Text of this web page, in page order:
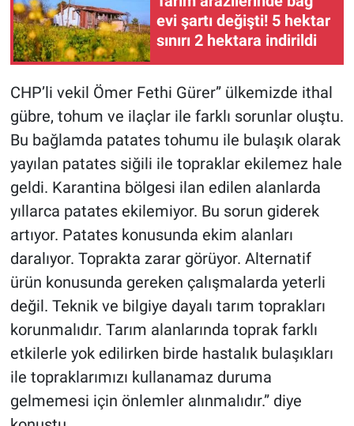
evi şartı değişti! 5 hektar
sınırı 2 hektara indirildi
CHP’li vekil Ömer Fethi Gürer” ülkemizde ithal
gübre, tohum ve ilaçlar ile farklı sorunlar oluştu.
Bu bağlamda patates tohumu ile bulaşık olarak
yayılan patates siğili ile topraklar ekilemez hale
geldi. Karantina bölgesi ilan edilen alanlarda
yıllarca patates ekilemiyor. Bu sorun giderek
artıyor. Patates konusunda ekim alanları
daralıyor. Toprakta zarar görüyor. Alternatif
ürün konusunda gereken çalışmalarda yeterli
değil. Teknik ve bilgiye dayalı tarım toprakları
korunmalıdır. Tarım alanlarında toprak farklı
etkilerle yok edilirken birde hastalık bulaşıkları
ile topraklarımızı kullanamaz duruma
gelmemesi için önlemler alınmalıdır.” diye